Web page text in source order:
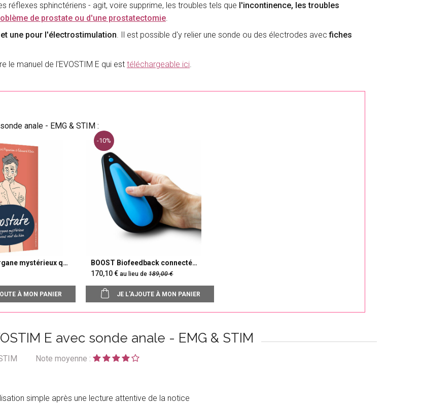
réflexes sphinctériens - agit, voire supprime, les troubles tels que l'incontinence, les troubles
de prostate ou d'une prostatectomie.
une pour l'électrostimulation. Il est possible d'y relier une sonde ou des électrodes avecfiches
le manuel de l'EVOSTIM E qui est téléchargeable ici.
anale - EMG & STIM :
mystérieux qui
À MON PANIER
-10%
BOOST Biofeedback connecté
pour homme
170,10 au lieu de189,00
JE L'AJOUTE À MON PANIER
E avec sonde anale - EMG & STIM
Note moyenne :
simple après une lecture attentive de la notice